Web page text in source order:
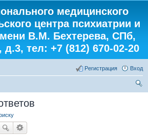
медицинского
центра психиатрии и
В.М. Бехтерева, СПб,
д.3, тел: +7 (812) 670-02-20
Вход
Регистрация